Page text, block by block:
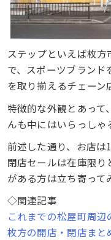
ステップといえば枚
で、スポーツブラン
を取り揃えるチェーン
特徴的な外観とあって
んも中にはいらっしゃ
前述した通り、お店は
閉店セールは在庫限
がある方は立ち寄って
◇関連記事
これまでの松屋町周辺
枚方の開店・閉店まと